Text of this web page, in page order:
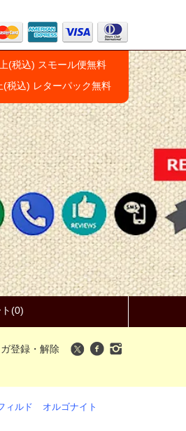
(税込) スモール便無料
(税込) レターパック無料
(0)
ガ登録・解除
ィルド オルゴナイト